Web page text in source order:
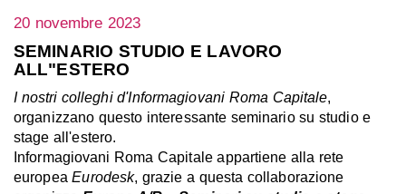
20 novembre 2023
SEMINARIO STUDIO E LAVORO
ALL"ESTERO
I nostri colleghi d'Informagiovani Roma Capitale,
organizzano questo interessante seminario su studio e
stage all'estero.
Informagiovani Roma Capitale appartiene alla rete
europea Eurodesk, grazie a questa collaborazione